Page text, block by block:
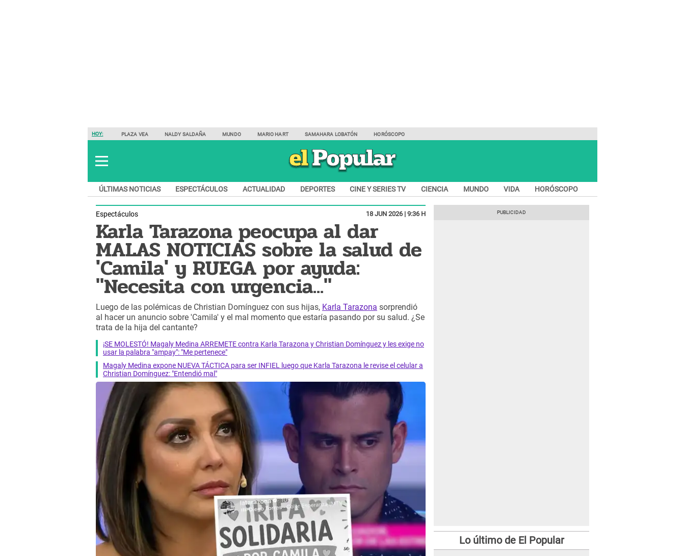
HOY: PLAZA VEA NALDY SALDAÑA MUNDO MARIO HART SAMAHARA LOBATÓN HORÓSCOPO
ÚLTIMAS NOTICIAS ESPECTÁCULOS ACTUALIDAD DEPORTES CINE Y SERIES TV CIENCIA MUNDO VIDA HORÓSCOPO
Espectáculos 18 JUN 2026 | 9:36 H
Karla Tarazona peocupa al dar
MALAS NOTICIAS sobre la salud de
'Camila' y RUEGA por ayuda:
"Necesita con urgencia..."
Luego de las polémicas de Christian Domínguez con sus hijas, Karla Tarazona sorprendió
al hacer un anuncio sobre 'Camila' y el mal momento que estaría pasando por su salud. ¿Se
trata de la hija del cantante?
¡SE MOLESTÓ! Magaly Medina ARREMETE contra Karla Tarazona y Christian Domínguez y les exige no
usar la palabra "ampay": "Me pertenece"
Magaly Medina expone NUEVA TÁCTICA para ser INFIEL luego que Karla Tarazona le revise el celular a
Christian Domínguez: "Entendió mal"
Lo último de El Popular